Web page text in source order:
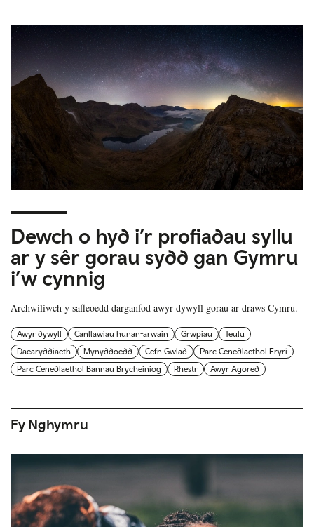
Dewch o hyd i’r profiadau syllu
ar y sêr gorau sydd gan Gymru
i’w cynnig
Archwiliwch y safleoedd darganfod awyr dywyll gorau ar draws Cymru.
Awyr dywyll Canllawiau hunan-arwain Grwpiau
Teulu
Daearyddiaeth
Mynyddoedd Cefn Gwlad
Parc Cenedlaethol Eryri
Parc Cenedlaethol Bannau Brycheiniog
Rhestr Awyr Agored
Fy Nghymru